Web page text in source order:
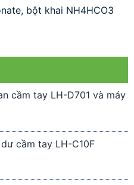
bột khai NH4HCO3
cầm tay LH-D701 và máy
cầm tay LH-C10F